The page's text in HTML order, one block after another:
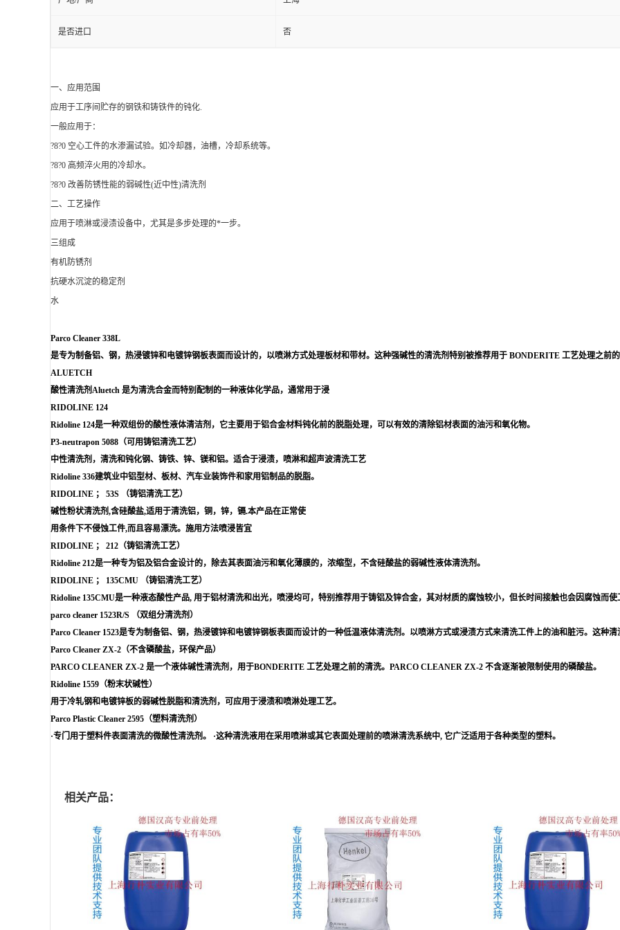
是否进口 否
一、 应用范围
应用于工序间贮存的钢铁和铸铁件的钝化.
一般应用于：
?8?0 空心工件的水渗漏试验。如冷却器，油槽，冷却系统等。
?8?0 高频淬火用的冷却水。
?8?0 改善防锈性能的弱碱性(近中性)清洗剂
二、 工艺操作
应用于喷淋或浸渍设备中，尤其是多步处理的*一步。
三组成
有机防锈剂
抗硬水沉淀的稳定剂
水
Parco Cleaner 338L
是专为制备铝、钢，热浸镀锌和电镀锌钢板表面而设计的，以喷淋方式处理板材和带材。这种强碱性的清洗剂特别被推荐用于 BONDERITE 工艺处理之前
ALUETCH
酸性清洗剂Aluetch 是为清洗合金而特别配制的一种液体化学品，通常用于浸
RIDOLINE 124
Ridoline 124是一种双组份的酸性液体清洁剂，它主要用于铝合金材料钝化前的脱脂处理，可以有效的清除铝材表面的油污和氧化物。
P3-neutrapon 5088（可用铸铝清洗工艺）
中性清洗剂，清洗和钝化钢、铸铁、锌、镁和铝。适合于浸渍，喷淋和超声波清洗工艺
Ridoline 336建筑业中铝型材、板材、汽车业装饰件和家用铝制品的脱脂。
RIDOLINE ； 53S （铸铝清洗工艺）
碱性粉状清洗剂,含硅酸盐,适用于清洗铝，铜，锌，镉.本产品在正常使
用条件下不侵蚀工件,而且容易漂洗。施用方法喷浸皆宜
RIDOLINE ； 212（铸铝清洗工艺）
Ridoline 212是一种专为铝及铝合金设计的，除去其表面油污和氧化薄膜的，浓缩型，不含硅酸盐的弱碱性液体清洗剂。
RIDOLINE ； 135CMU （铸铝清洗工艺）
Ridoline 135CMU是一种液态酸性产品, 用于铝材清洗和出光，喷浸均可，特别推荐用于铸铝及锌合金，其对材质的腐蚀较小，但长时间接触也会因腐蚀而使
parco cleaner 1523R/S （双组分清洗剂）
Parco Cleaner 1523是专为制备铝、钢，热浸镀锌和电镀锌钢板表面而设计的一种低温液体清洗剂。以喷淋方式或浸渍方式来清洗工件上的油和脏污。这种
Parco Cleaner ZX-2（不含磷酸盐，环保产品）
PARCO CLEANER ZX-2 是一个液体碱性清洗剂，用于BONDERITE 工艺处理之前的清洗。PARCO CLEANER ZX-2 不含逐渐被限制使用的磷酸盐。
Ridoline 1559（粉末状碱性）
用于冷轧钢和电镀锌板的弱碱性脱脂和清洗剂，可应用于浸渍和喷淋处理工艺。
Parco Plastic Cleaner 2595（塑料清洗剂）
·专门用于塑料件表面清洗的微酸性清洗剂。 ·这种清洗液用在采用喷淋或其它表面处理前的喷淋清洗系统中, 它广泛适用于各种类型的塑料。
相关产品：